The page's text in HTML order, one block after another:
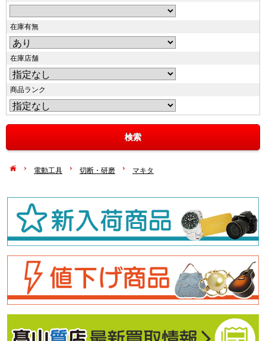
在庫有無
在庫店舗
商品ランク
電動工具 切断・研磨 マキタ